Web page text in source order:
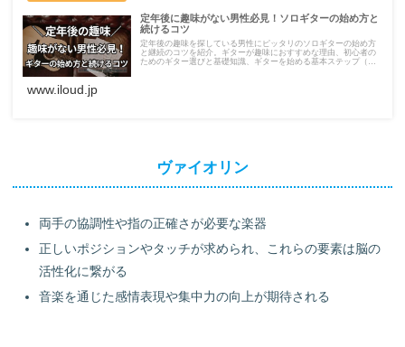
定年後に趣味がない男性必見！ソロギターの始め方と
続けるコツ
定年後の趣味を探している男性にピッタリのソロギターの始め方
と継続のコツを紹介。ギターが趣味におすすめな理由、初心者の
ためのギター選びと基礎知識、ギターを始める基本ステップ（チ
www.iloud.jp
ヴァイオリン
両手の協調性や指の正確さが必要な楽器
正しいポジションやタッチが求められ、これらの要素は脳の
活性化に繋がる
音楽を通じた感情表現や集中力の向上が期待される